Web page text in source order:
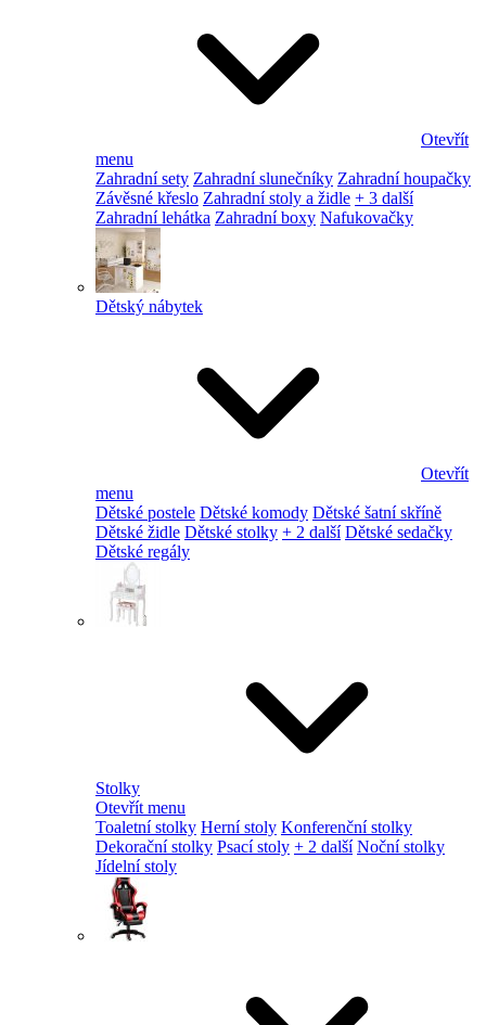
Otevřít
menu
Zahradní sety Zahradní slunečníky Zahradní houpačky
Závěsné křeslo Zahradní stoly a židle + 3 další
Zahradní lehátka Zahradní boxy Nafukovačky
Dětský nábytek
Otevřít
menu
Dětské postele Dětské komody Dětské šatní skříně
Dětské židle Dětské stolky + 2 další Dětské sedačky
Dětské regály
Stolky
Otevřít menu
Toaletní stolky Herní stoly Konferenční stolky
Dekorační stolky Psací stoly + 2 další Noční stolky
Jídelní stoly